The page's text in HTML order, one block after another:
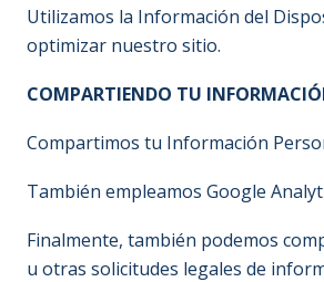
Utilizamos la Información del
optimizar nuestro sitio.
COMPARTIENDO TU
Compartimos tu Información
También empleamos Google
Finalmente, también podemos
u otras solicitudes legales de